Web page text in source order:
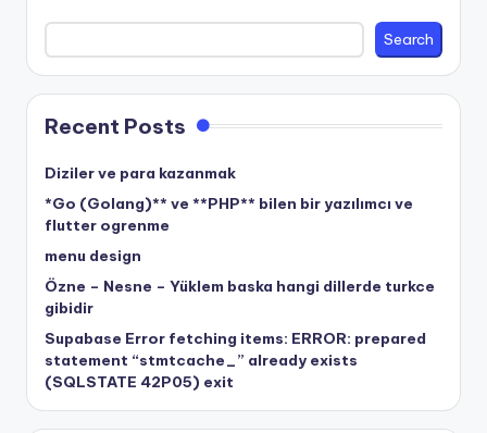
Search
Recent Posts
Diziler ve para kazanmak
*Go (Golang)** ve **PHP** bilen bir yazılımcı ve
flutter ogrenme
menu design
Özne – Nesne – Yüklem baska hangi dillerde turkce
gibidir
Supabase Error fetching items: ERROR: prepared
statement “stmtcache_” already exists
(SQLSTATE 42P05) exit